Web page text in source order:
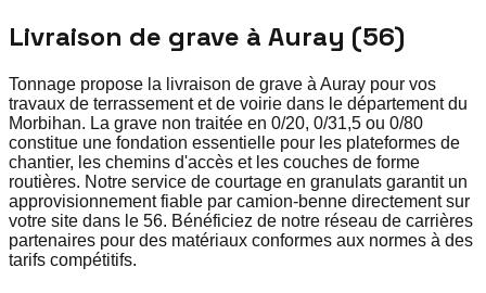
Livraison de grave à Auray (56)
Tonnage propose la livraison de grave à Auray pour vos
travaux de terrassement et de voirie dans le département du
Morbihan. La grave non traitée en 0/20, 0/31,5 ou 0/80
constitue une fondation essentielle pour les plateformes de
chantier, les chemins d'accès et les couches de forme
routières. Notre service de courtage en granulats garantit un
approvisionnement fiable par camion-benne directement sur
votre site dans le 56. Bénéficiez de notre réseau de carrières
partenaires pour des matériaux conformes aux normes à des
tarifs compétitifs.